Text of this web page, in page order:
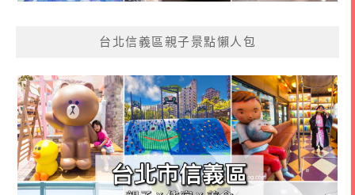
台北信義區親子景點懶人包